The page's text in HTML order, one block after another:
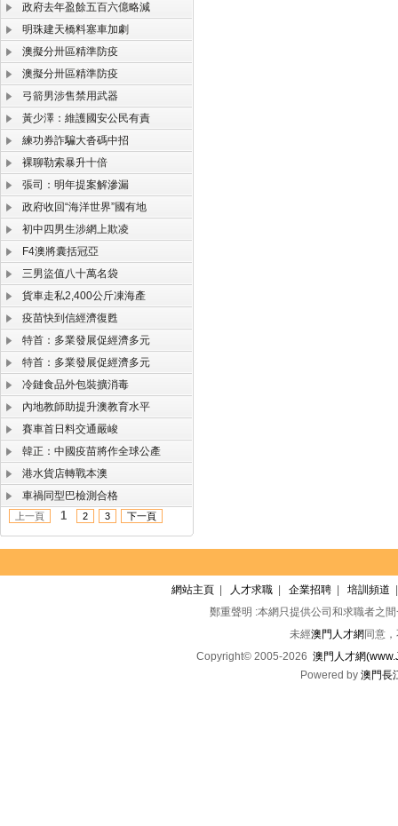
政府去年盈餘五百六億略減
明珠建天橋料塞車加劇
澳擬分卅區精準防疫
澳擬分卅區精準防疫
弓箭男涉售禁用武器
黃少澤：維護國安公民有責
練功券詐騙大沓碼中招
裸聊勒索暴升十倍
張司：明年提案解滲漏
政府收回“海洋世界”國有地
初中四男生涉網上欺凌
F4澳將囊括冠亞
三男盜值八十萬名袋
貨車走私2,400公斤凍海產
疫苗快到信經濟復甦
特首：多業發展促經濟多元
特首：多業發展促經濟多元
冷鏈食品外包裝擴消毒
內地教師助提升澳教育水平
賽車首日料交通嚴峻
韓正：中國疫苗將作全球公產
港水貨店轉戰本澳
車禍同型巴檢測合格
上一頁 1 2 3 下一頁
網站主頁 人才求職 企業招聘 培訓頻道
鄭重聲明 :本網只提供公司和求職者之
未經澳門人才網 同意
Copyright© 2005-2026 澳門人才網
Powered by 澳門長